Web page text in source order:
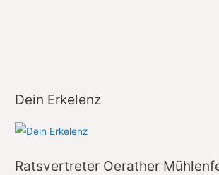
Dein Erkelenz
Ratsvertreter Oerather